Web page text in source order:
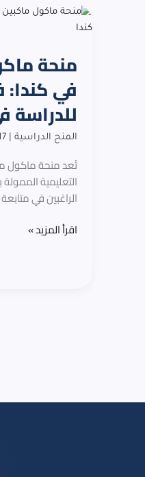
في كندا:
المنح الدراسية |
17
التعليمية
الراغبين في
منحة
ماكول
2026
في
كندا:
فرصتك
الذهبية
للدراسة
في
جامعة
ماكغيل
اقرأ المزيد »